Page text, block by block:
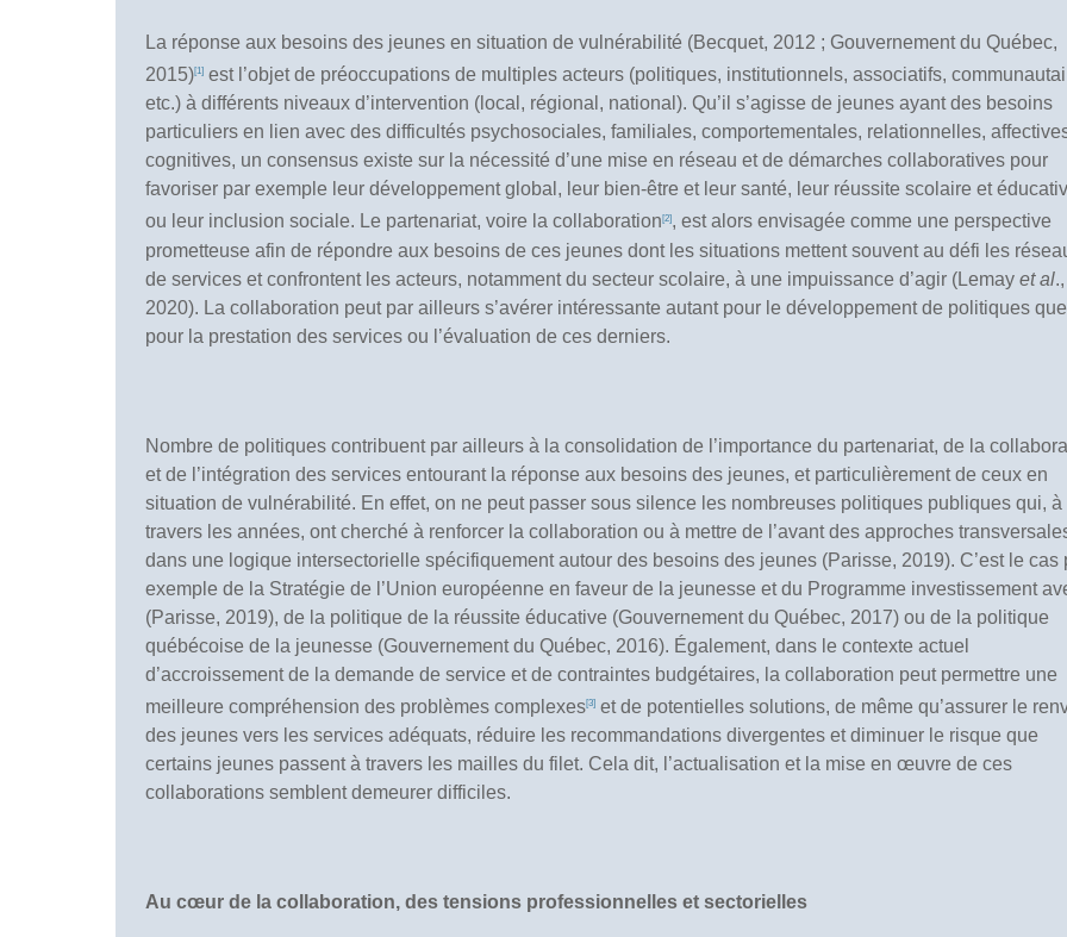
La réponse aux besoins des jeunes en situation de vulnérabilité (Becquet, 2012 ; Gouvernement du Québec,
2015)[1] est l’objet de préoccupations de multiples acteurs (politiques, institutionnels, associatifs,
etc.) à différents niveaux d’intervention (local, régional, national). Qu’il s’agisse de jeunes ayant des besoins
particuliers en lien avec des difficultés psychosociales, familiales, comportementales, relationnelles,
cognitives, un consensus existe sur la nécessité d’une mise en réseau et de démarches collaboratives pour
favoriser par exemple leur développement global, leur bien-être et leur santé, leur réussite scolaire et
ou leur inclusion sociale. Le partenariat, voire la collaboration[2], est alors envisagée comme une perspective
prometteuse afin de répondre aux besoins de ces jeunes dont les situations mettent souvent au défi les
de services et confrontent les acteurs, notamment du secteur scolaire, à une impuissance d’agir (Lemay et al.,
2020). La collaboration peut par ailleurs s’avérer intéressante autant pour le développement de politiques que
pour la prestation des services ou l’évaluation de ces derniers.
Nombre de politiques contribuent par ailleurs à la consolidation de l’importance du partenariat, de la
et de l’intégration des services entourant la réponse aux besoins des jeunes, et particulièrement de ceux en
situation de vulnérabilité. En effet, on ne peut passer sous silence les nombreuses politiques publiques qui, à
travers les années, ont cherché à renforcer la collaboration ou à mettre de l’avant des approches
dans une logique intersectorielle spécifiquement autour des besoins des jeunes (Parisse, 2019). C’est le cas
exemple de la Stratégie de l’Union européenne en faveur de la jeunesse et du Programme investissement
(Parisse, 2019), de la politique de la réussite éducative (Gouvernement du Québec, 2017) ou de la politique
québécoise de la jeunesse (Gouvernement du Québec, 2016). Également, dans le contexte actuel
d’accroissement de la demande de service et de contraintes budgétaires, la collaboration peut permettre une
meilleure compréhension des problèmes complexes[3] et de potentielles solutions, de même qu’assurer le
des jeunes vers les services adéquats, réduire les recommandations divergentes et diminuer le risque que
certains jeunes passent à travers les mailles du filet. Cela dit, l’actualisation et la mise en œuvre de ces
collaborations semblent demeurer difficiles.
Au cœur de la collaboration, des tensions professionnelles et sectorielles